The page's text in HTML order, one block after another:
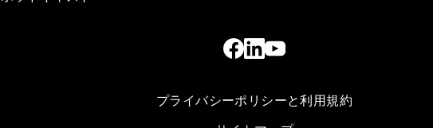
プライバシーポリシーと利用規約